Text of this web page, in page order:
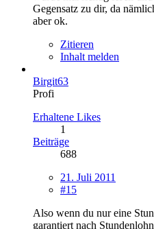
Gegensatz zu dir, da
aber ok.
Zitieren
Inhalt melden
Birgit63
Profi
Erhaltene Likes
1
Beiträge
688
21. Juli 2011
#15
Also wenn du nur eine
garantiert nach